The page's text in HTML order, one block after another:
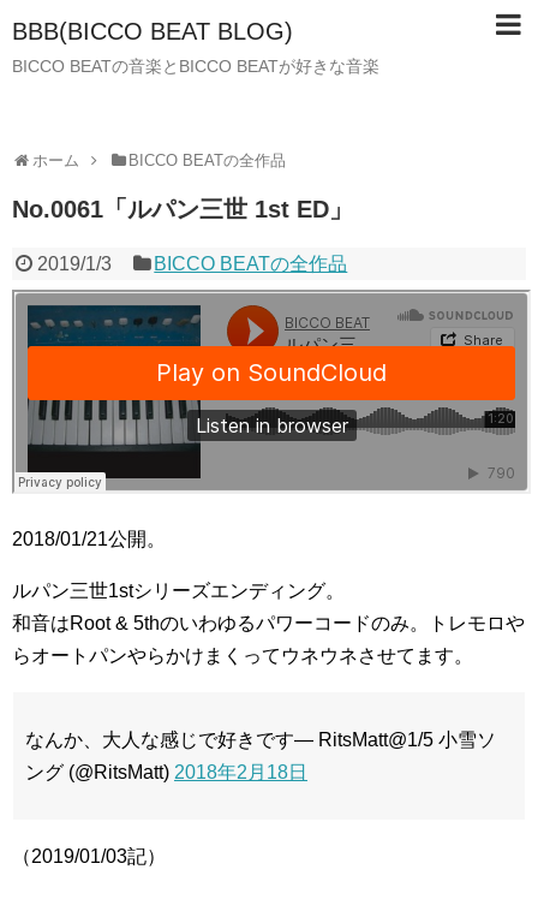
BBB(BICCO BEAT BLOG)
BICCO BEATの音楽とBICCO BEATが好きな音楽
ホーム BICCO BEATの全作品
No.0061「ルパン三世 1st ED」
2019/1/3 BICCO BEATの全作品
2018/01/21公開。
ルパン三世1stシリーズエンディング。
和音はRoot & 5thのいわゆるパワーコードのみ。トレモロや
らオートパンやらかけまくってウネウネさせてます。
なんか、大人な感じで好きです— RitsMatt@1/5 小雪ソ
ング (@RitsMatt) 2018年2月18日
（2019/01/03記）